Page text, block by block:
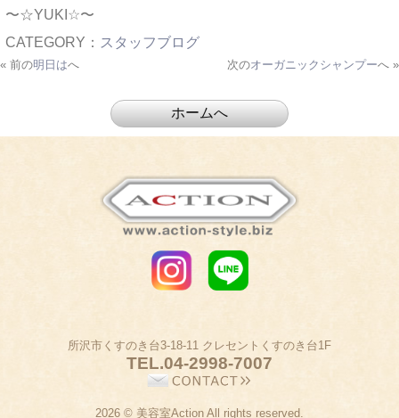
〜☆YUKI☆〜
CATEGORY： スタッフブログ
« 前の明日はへ 次のオーガニックシャンプーへ »
所沢市くすのき台3-18-11 クレセントくすのき台1F
TEL.04-2998-7007
2026 © 美容室Action All rights reserved.